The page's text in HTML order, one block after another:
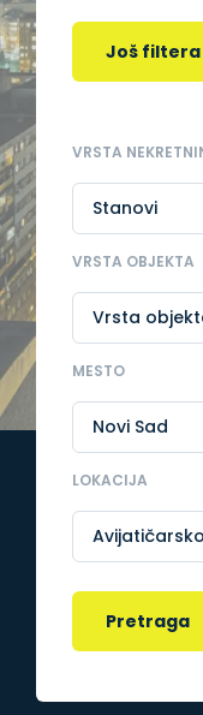
Još filtera
VRSTA
VRSTA OBJEKTA
MESTO
LOKACIJA
Pretraga